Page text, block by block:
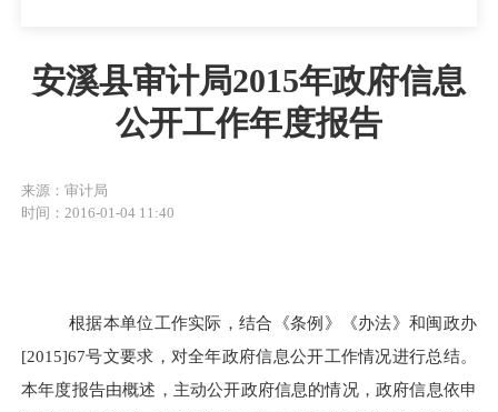
安溪县审计局2015年政府信息
公开工作年度报告
来源：审计局
时间：2016-01-04 11:40
根据本单位工作实际，结合《条例》《办法》和闽政办
[2015]67号文要求，对全年政府信息公开工作情况进行总结。
本年度报告由概述，主动公开政府信息的情况，政府信息依申